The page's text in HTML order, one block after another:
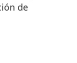
de